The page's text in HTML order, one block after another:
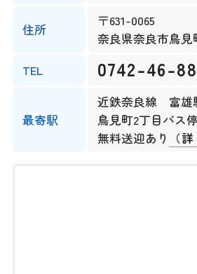
住所
〒631-0065
奈良県奈良市鳥見
TEL
0742-46-
最寄駅
近鉄奈良線 富
鳥見町2丁目バス
無料送迎あり
（